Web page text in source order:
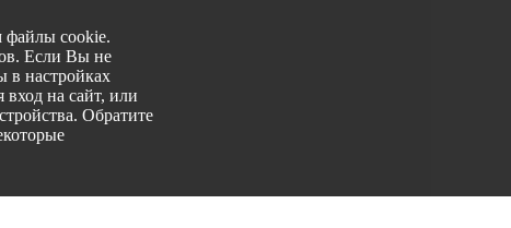
файлы cookie.
Если Вы не
в настройках
вход на сайт, или
Обратите